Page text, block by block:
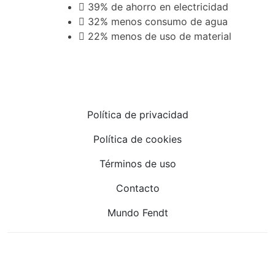
39% de ahorro en electricidad
32% menos consumo de agua
22% menos de uso de material
Política de privacidad
Política de cookies
Términos de uso
Contacto
Mundo Fendt